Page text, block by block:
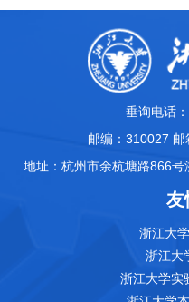
垂询电话
邮编：310027
地址：杭州市余杭塘路866
友
浙江大
浙江大
浙江大学实